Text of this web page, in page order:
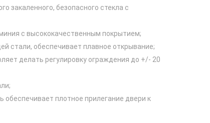
закаленного, безопасного стекла с
с высококачественным покрытием;
стали, обеспечивает плавное открывание;
делать регулировку ограждения до +/- 20
плотное прилегание двери к